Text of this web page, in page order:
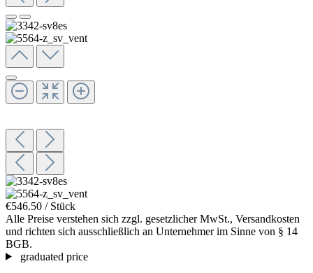
€546.50 / Stück
Alle Preise verstehen sich zzgl. gesetzlicher MwSt., Versandkosten
und richten sich ausschließlich an Unternehmer im Sinne von § 14
BGB.
graduated price